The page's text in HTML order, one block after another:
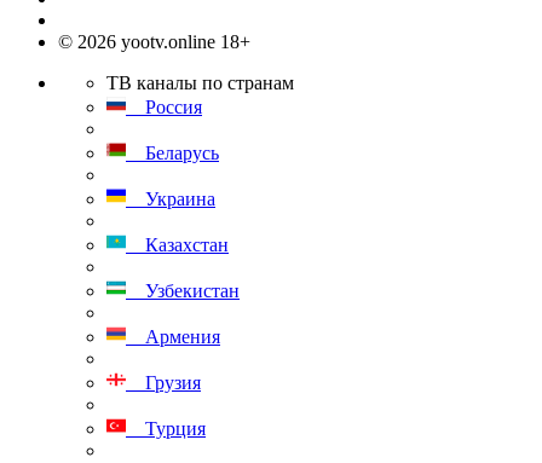
© 2026 yootv.online 18+
ТВ каналы по странам
Россия
Беларусь
Украина
Казахстан
Узбекистан
Армения
Грузия
Турция